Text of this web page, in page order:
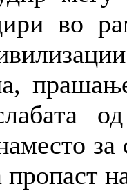
во
пропаст